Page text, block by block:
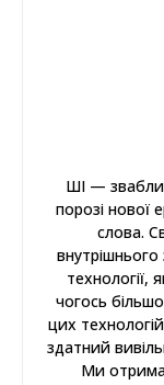
ШІ —
порозі нової
слова.
технології,
чогось
цих
здатний
Ми